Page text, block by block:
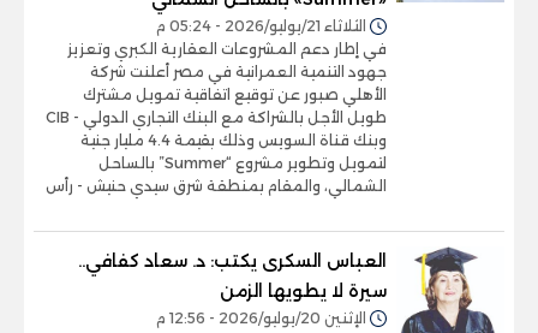
الثلاثاء 21/يوليو/2026 - 05:24 م
في إطار دعم المشروعات العقارية الكبري وتعزيز
جهود التنمية العمرانية في مصر أعلنت شركة
الأهلي صبور عن توقيع اتفاقية تمويل مشترك
طويل الأجل بالشراكة مع البنك التجاري الدولي - CIB
وبنك قناة السويس وذلك بقيمة 4.4 مليار جنية
لتمويل وتطوير مشروع “Summer” بالساحل
الشمالي، والمقام بمنطقة شرق سيدي حنيش - رأس
العباس السكرى يكتب: د. سعاد كفافي..
سيرة لا يطويها الزمن
الإثنين 20/يوليو/2026 - 12:56 م